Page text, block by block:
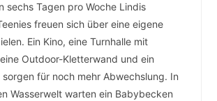
sechs Tagen pro Woche Lindis
freuen sich über eine eigene
Ein Kino, eine Turnhalle mit
Outdoor-Kletterwand und ein
für noch mehr Abwechslung. In
Wasserwelt warten ein Babybecken